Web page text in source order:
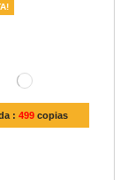
:499 copias